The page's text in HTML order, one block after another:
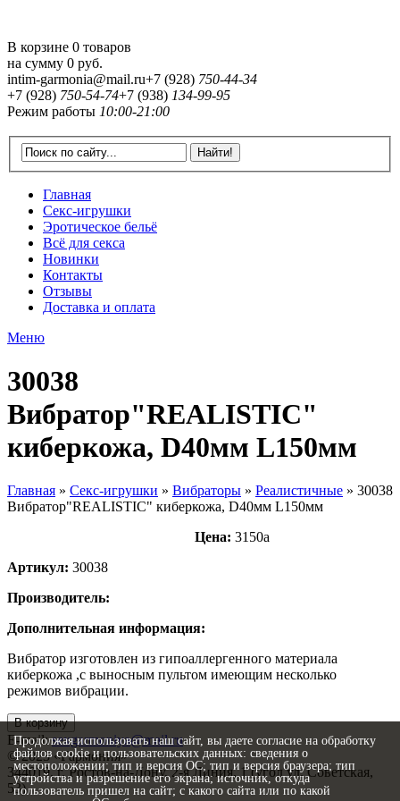
В корзине 0 товаров
на сумму 0 руб.
intim-garmonia@mail.ru+7 (928) 750-44-34
+7 (928) 750-54-74+7 (938) 134-99-95
Режим работы 10:00-21:00
Главная
Секс-игрушки
Эротическое бельё
Всё для секса
Новинки
Контакты
Отзывы
Доставка и оплата
Меню
30038
Вибратор"REALISTIC"
киберкожа, D40мм L150мм
Главная » Секс-игрушки » Вибраторы » Реалистичные » 30038
Вибратор"REALISTIC" киберкожа, D40мм L150мм
Цена: 3150a
Артикул: 30038
Производитель:
Дополнительная информация:
Вибратор изготовлен из гипоаллергенного материала
киберкожа ,с выносным пультом имеющим несколько
режимов вибрации.
В корзину
E-mail:sexgarmoniya@mail.ru
© 2023 «Гармония»
344019, г.Ростов-на-Дону,2-я Линия, 1 (угол ул. Советская,
53)
Продолжая использовать наш сайт, вы даете согласие на обработку
файлов cookie и пользовательских данных: сведения о
местоположении; тип и версия ОС; тип и версия браузера; тип
устройства и разрешение его экрана; источник, откуда
пользователь пришел на сайт; с какого сайта или по какой